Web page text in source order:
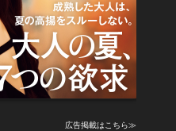
広告掲載はこちら≫